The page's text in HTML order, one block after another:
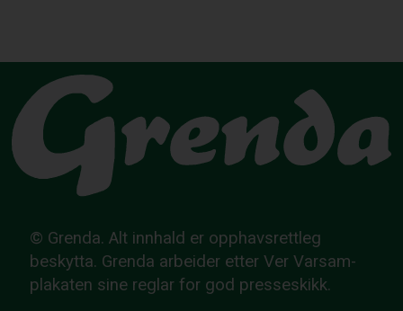
© Grenda. Alt innhald er opphavsrettleg
beskytta. Grenda arbeider etter Ver Varsam-
plakaten sine reglar for god presseskikk.